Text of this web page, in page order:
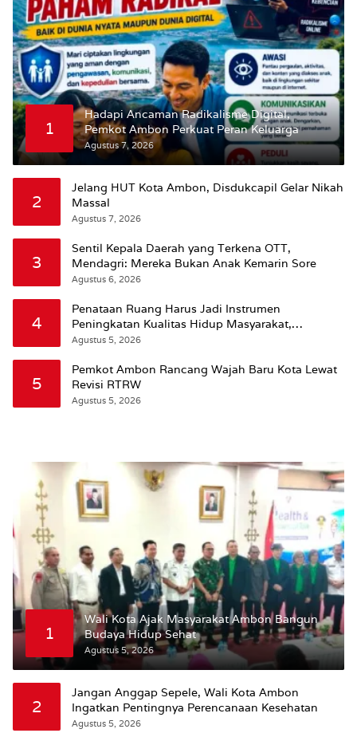
1
Hadapi Ancaman Radikalisme Digital,
Pemkot Ambon Perkuat Peran Keluarga
Agustus 7, 2026
2
Jelang HUT Kota Ambon, Disdukcapil Gelar Nikah
Massal
Agustus 7, 2026
3
Sentil Kepala Daerah yang Terkena OTT,
Mendagri: Mereka Bukan Anak Kemarin Sore
Agustus 6, 2026
4
Penataan Ruang Harus Jadi Instrumen
Peningkatan Kualitas Hidup Masyarakat,
Wattimena: Revisi RT-RW Ditetapkan Pemkot
Agustus 5, 2026
5
Pemkot Ambon Rancang Wajah Baru Kota Lewat
Revisi RTRW
Agustus 5, 2026
1
Wali Kota Ajak Masyarakat Ambon Bangun
Budaya Hidup Sehat
Agustus 5, 2026
2
Jangan Anggap Sepele, Wali Kota Ambon
Ingatkan Pentingnya Perencanaan Kesehatan
Agustus 5, 2026